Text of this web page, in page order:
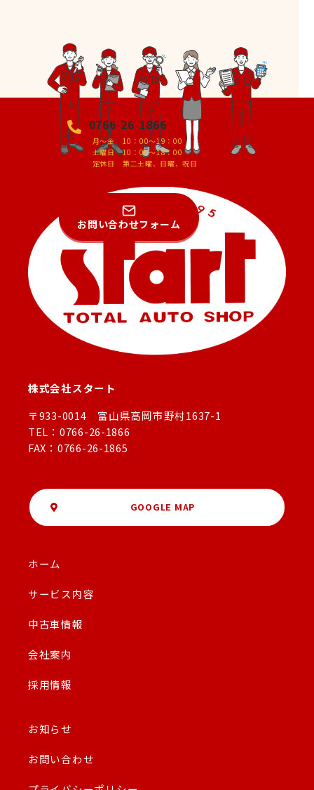
0766-26-1866
月～金 10：00～19：00
土曜日 10：00～18：00
定休日 第二土曜、日曜、祝日
お問い合わせフォーム
株式会社スタート
〒933-0014 富山県高岡市野村1637-1
TEL：0766-26-1866
FAX：0766-26-1865
GOOGLE MAP
ホーム
サービス内容
中古車情報
会社案内
採用情報
お知らせ
お問い合わせ